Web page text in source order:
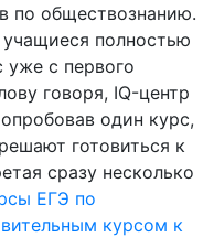
по обществознанию.
полностью
уже с первого
говоря, IQ-центр
один курс,
готовиться к
сразу несколько
ЕГЭ по
курсом к